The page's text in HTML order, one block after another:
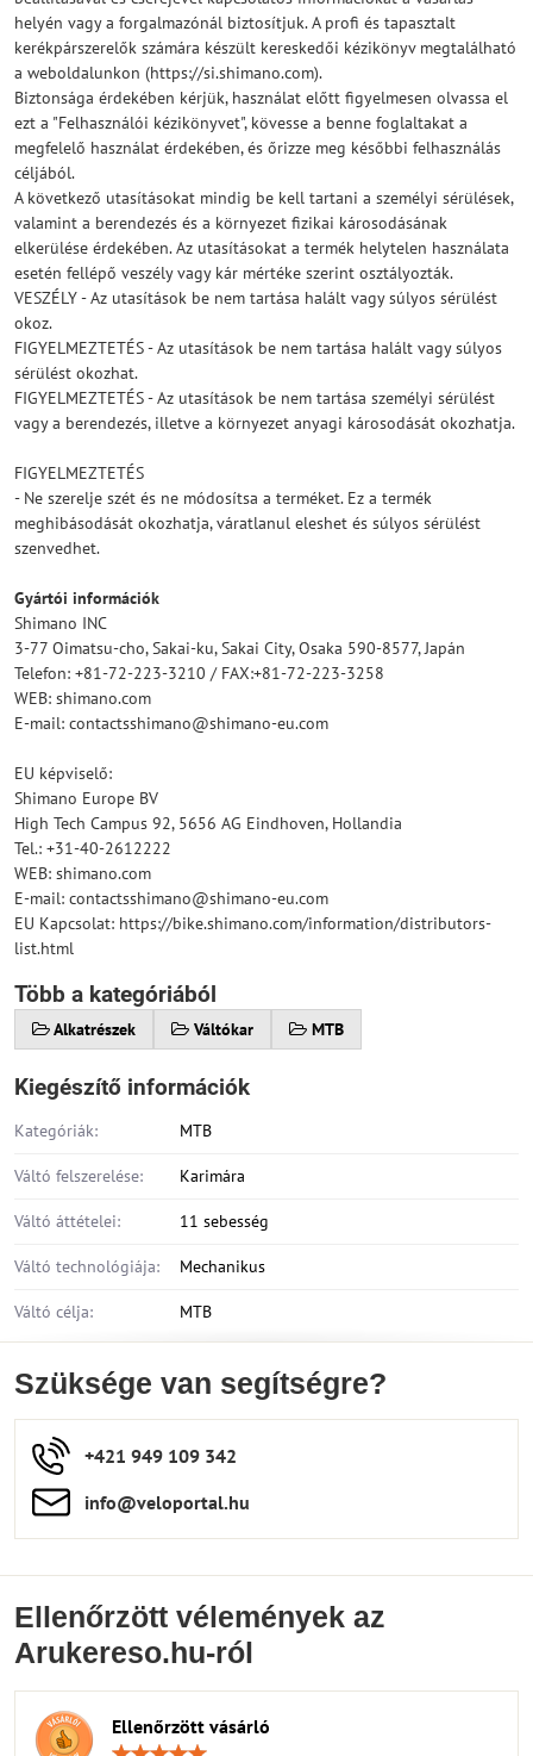
helyén vagy a forgalmazónál biztosítjuk. A profi és tapasztalt
kerékpárszerelők számára készült kereskedői kézikönyv megtalálható
a weboldalunkon (https://si.shimano.com).
Biztonsága érdekében kérjük, használat előtt figyelmesen olvassa el
ezt a "Felhasználói kézikönyvet", kövesse a benne foglaltakat a
megfelelő használat érdekében, és őrizze meg későbbi felhasználás
céljából.
A következő utasításokat mindig be kell tartani a személyi sérülések,
valamint a berendezés és a környezet fizikai károsodásának
elkerülése érdekében. Az utasításokat a termék helytelen használata
esetén fellépő veszély vagy kár mértéke szerint osztályozták.
VESZÉLY - Az utasítások be nem tartása halált vagy súlyos sérülést
okoz.
FIGYELMEZTETÉS - Az utasítások be nem tartása halált vagy súlyos
sérülést okozhat.
FIGYELMEZTETÉS - Az utasítások be nem tartása személyi sérülést
vagy a berendezés, illetve a környezet anyagi károsodását okozhatja.
FIGYELMEZTETÉS
- Ne szerelje szét és ne módosítsa a terméket. Ez a termék
meghibásodását okozhatja, váratlanul eleshet és súlyos sérülést
szenvedhet.
Gyártói információk
Shimano INC
3-77 Oimatsu-cho, Sakai-ku, Sakai City, Osaka 590-8577, Japán
Telefon: +81-72-223-3210 / FAX:+81-72-223-3258
WEB: shimano.com
E-mail: contactsshimano@shimano-eu.com
EU képviselő:
Shimano Europe BV
High Tech Campus 92, 5656 AG Eindhoven, Hollandia
Tel.: +31-40-2612222
WEB: shimano.com
E-mail: contactsshimano@shimano-eu.com
EU Kapcsolat: https://bike.shimano.com/information/distributors-
list.html
Több a kategóriából
Alkatrészek Váltókar MTB
Kiegészítő információk
Kategóriák: MTB
Váltó felszerelése: Karimára
Váltó áttételei: 11 sebesség
Váltó technológiája: Mechanikus
Váltó célja: MTB
Szüksége van segítségre?
+421 949 109 342
info​​@veloportal​.hu
Ellenőrzött vélemények az
Arukereso.hu-ról
Ellenőrzött vásárló